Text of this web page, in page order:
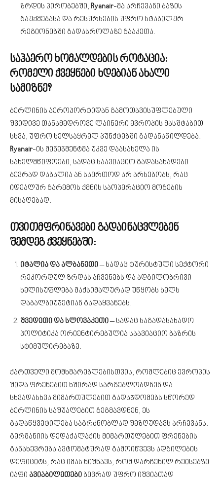
ზრდის პირობებში, Ryanair-მა არჩევანი ბაზის
გაუქმებასა და რესურსების უფრო სტაბილურ
რეგიონებში გადასროლაზე გააკეთა.
საჰაერო ხომალდების როტაცია:
რომელი ქვეყნები ხდებიან ახალი
სამიზნე?
ბერლინის აეროპორტიდან გამოთავისუფლებული
შვიდივე თანამედროვე ლაინერი ევროპის მასშტაბით
სხვა, უფრო ხელსაყრელ პუნქტებში გადანაწილდება.
Ryanair-ის მენეჯმენტმა უკვე დაასახელა ის
სახელმწიფოები, სადაც საავიაციო გადასახადები
ბევრად დაბალია ან საერთოდ არ არსებობს, რაც
იდეალურ გარემოს ქმნის საოპერაციო მოგების
მისაღებად.
თვითმფრინავები გადაინაცვლებენ
შემდეგ ქვეყნებში:
იტალია და ალბანეთი– სადაც ტურისტული სექტორი
რეკორდულ ზრდას აჩვენებს და ადგილობრივი
ხელისუფლება მაქსიმალურად უწყობს ხელს
დაბალბიუჯეტიან გადაყვანებს.
შვედეთი და სლოვაკეთი– სადაც საგადასახადო
პოლიტიკა ორიენტირებულია საავიაციო ბაზრის
სტიმულირებაზე.
ქართველი მომხმარებლებისთვის, რომლებიც ევროპის
შიდა ფრენებით ხშირად სარგებლობდნენ და
სხვადასხვა მიმართულებით გადაჯდომებს სწორედ
ბერლინის საშუალებით გეგმავდნენ, ეს
გადაწყვეტილება საგრძნობლად შეზღუდავს არჩევანს.
გერმანიის დედაქალაქის მიმართულებით ფრენების
განახევრება ავტომატურად გამოიწვევს ადგილების
დეფიციტს, რაც იმას ნიშნავს, რომ დარჩენილ რეისებზე
იაფი ავიაბილეთები ბევრად უფრო იშვიათად